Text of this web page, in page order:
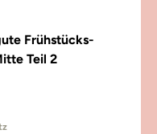
Frühstücks-
Teil 2